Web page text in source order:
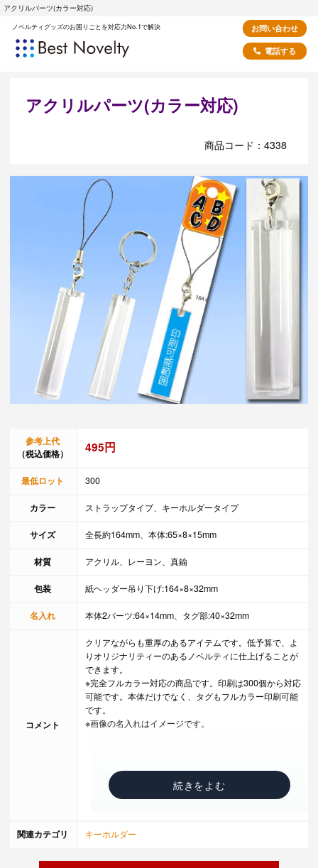
アクリルパーツ(カラー対応)
ノベルティグッズのお困りごとを対応力No.1で解決
お問い合わせ
電話する
アクリルパーツ(カラー対応)
商品コード：4338
参考上代
（税込価格）
495円
最低ロット 300
カラー ストラップタイプ、キーホルダータイプ
サイズ 全長約164mm、本体:65×8×15mm
材質 アクリル、レーヨン、真鍮
包装 紙ヘッダー吊り下げ:164×8×32mm
名入れ 本体2パーツ:64×14mm、タグ部:40×32mm
コメント
クリアながらも重厚のあるアイテムです。低予算で、よ
りオリジナリティーのあるノベルティに仕上げることが
できます。
※完全フルカラー対応の商品です。印刷は300個から対応
可能です。本体だけでなく、タグもフルカラー印刷可能
です。
※画像の名入れはイメージです。
関連カテゴリ キーホルダー